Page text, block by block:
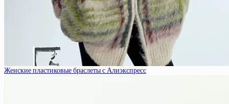
Женские пластиковые браслеты с Алиэкспресс